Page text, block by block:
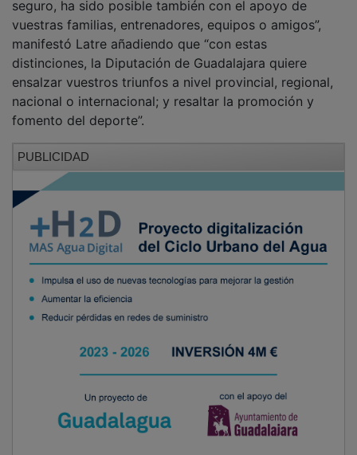
vuestras familias, entrenadores, equipos o amigos”,
manifestó Latre añadiendo que “con estas
distinciones, la Diputación de Guadalajara quiere
ensalzar vuestros triunfos a nivel provincial, regional,
nacional o internacional; y resaltar la promoción y
fomento del deporte”.